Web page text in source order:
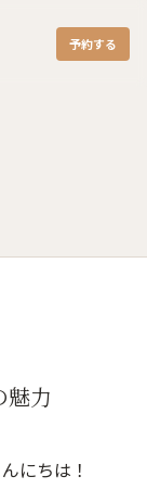
予約する
魅力
にちは！